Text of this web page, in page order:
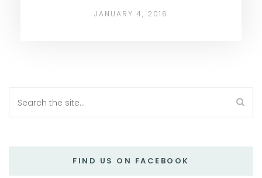
JANUARY 4, 2016
FIND US ON FACEBOOK